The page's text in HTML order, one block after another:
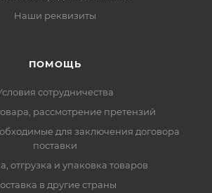
Наши реквизиты
ПОМОЩЬ
сотрудничества
рассмотрение претензий
для заключения договора
поставки
отгрузка и упаковка товаров
в другие страны